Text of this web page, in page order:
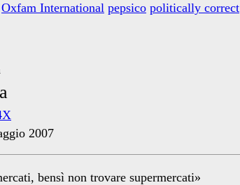
Oxfam International pepsico politically correct
2007
bensì non trovare supermercati»